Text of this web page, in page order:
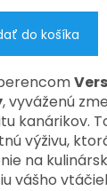
do košíka
, vyváženú
kanárikov.
výživu,
na
vášho